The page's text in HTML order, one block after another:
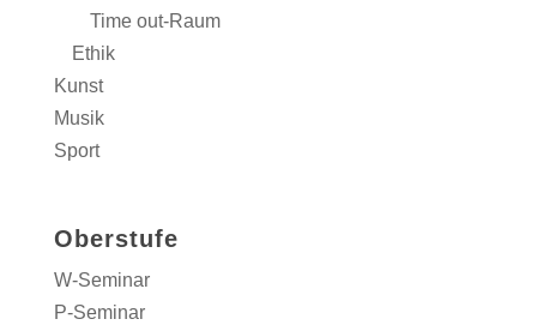
Time out-Raum
Ethik
Kunst
Musik
Sport
Oberstufe
W-Seminar
P-Seminar